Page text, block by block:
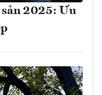
sản 2025: Ưu